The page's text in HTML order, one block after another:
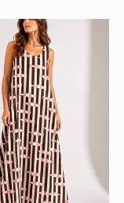
oferta